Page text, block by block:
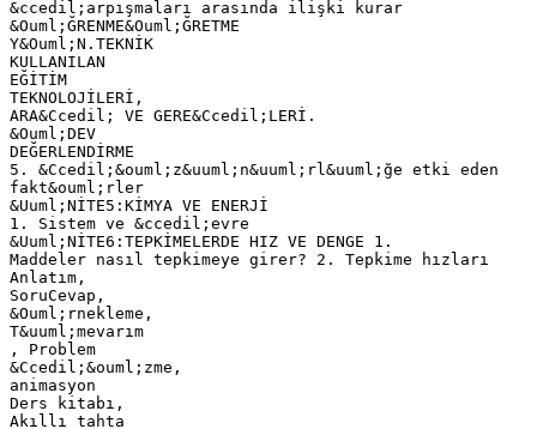
&ccedil;arpışmaları arasında ilişki kurar
&Ouml;ĞRENME&Ouml;ĞRETME
Y&Ouml;N.TEKNİK
KULLANILAN
EĞİTİM
TEKNOLOJİLERİ,
ARA&Ccedil; VE GERE&Ccedil;LERİ.
&Ouml;DEV
DEĞERLENDİRME
5. &Ccedil;&ouml;z&uuml;n&uuml;rl&uuml;ğe etki eden
fakt&ouml;rler
&Uuml;NİTE5:KİMYA VE ENERJİ
1. Sistem ve &ccedil;evre
&Uuml;NİTE6:TEPKİMELERDE HIZ VE DENGE 1.
Maddeler nasıl tepkimeye girer? 2. Tepkime hızları
Anlatım,
SoruCevap,
&Ouml;rnekleme,
T&uuml;mevarım
, Problem
&Ccedil;&ouml;zme,
animasyon
Ders kitabı,
Akıllı tahta